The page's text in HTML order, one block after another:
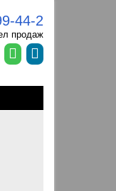
44-2
продаж